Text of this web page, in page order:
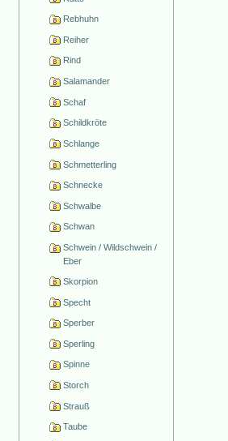
Rebhuhn
Reiher
Rind
Salamander
Schaf
Schildkröte
Schlange
Schmetterling
Schnecke
Schwalbe
Schwan
Schwein / Wildschwein /
Eber
Skorpion
Specht
Sperber
Sperling
Spinne
Storch
Strauß
Taube